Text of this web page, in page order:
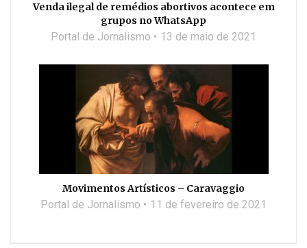
Venda ilegal de remédios abortivos acontece em
grupos no WhatsApp
Portal de Jornalismo 13 de maio de 2021
Movimentos Artísticos – Caravaggio
Portal de Jornalismo 11 de fevereiro de 2021